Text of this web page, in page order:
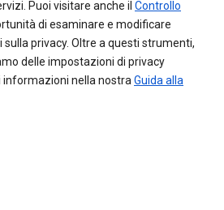
Puoi visitare anche il Controllo
di esaminare e modificare
privacy. Oltre a questi strumenti,
delle impostazioni di privacy
nella nostra Guida alla